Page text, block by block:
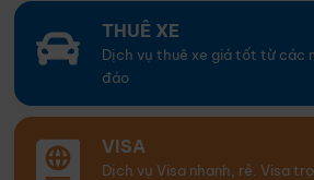
THUÊ XE
Dịch vụ thuê xe giá tốt từ các
đáo
VISA
Dịch vụ Visa nhanh, rẻ. Visa